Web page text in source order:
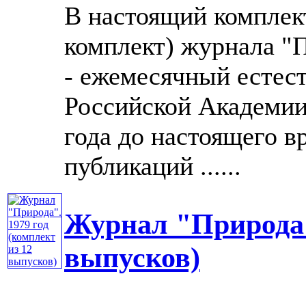
В настоящий
комплект) журнала
- ежемесячный
Российской
года до настоящего
публикаций ......
Журнал
выпусков)